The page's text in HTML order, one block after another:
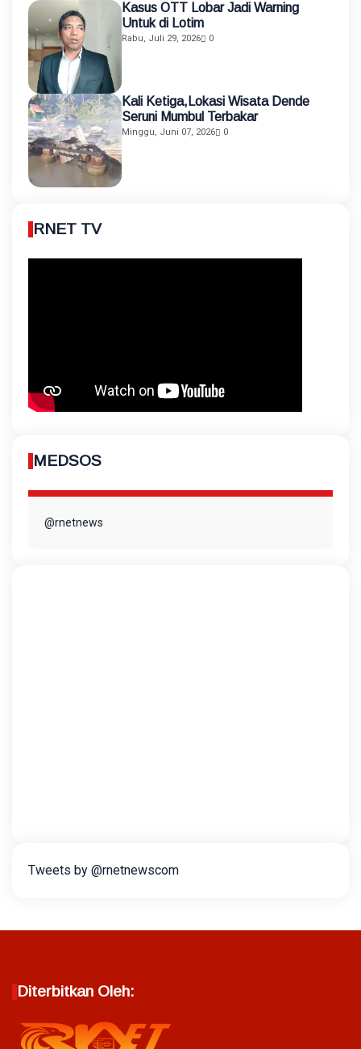
Kasus OTT Lobar Jadi Warning
Untuk di Lotim
Rabu, Juli 29, 2026 0
Kali Ketiga,Lokasi Wisata Dende
Seruni Mumbul Terbakar
Minggu, Juni 07, 2026 0
RNET TV
MEDSOS
@rnetnews
Tweets by @rnetnewscom
Diterbitkan Oleh: